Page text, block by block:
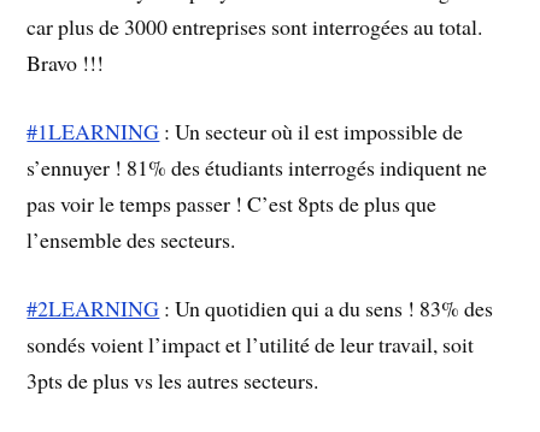
car plus de 3000 entreprises sont interrogées au total.
Bravo !!!
#1LEARNING : Un secteur où il est impossible de
s’ennuyer ! 81% des étudiants interrogés indiquent ne
pas voir le temps passer ! C’est 8pts de plus que
l’ensemble des secteurs.
#2LEARNING : Un quotidien qui a du sens ! 83% des
sondés voient l’impact et l’utilité de leur travail, soit
3pts de plus vs les autres secteurs.